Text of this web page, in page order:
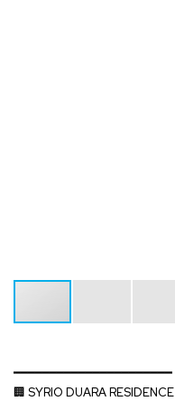
━━━━━━━━━━━━━━━━━━━━━━
🏢 SYRIO DUARA RESIDENCE